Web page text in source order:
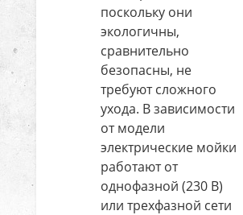
поскольку они
экологичны,
сравнительно
безопасны, не
требуют сложного
ухода. В зависимости
от модели
электрические мойки
работают от
однофазной (230 В)
или трехфазной сети